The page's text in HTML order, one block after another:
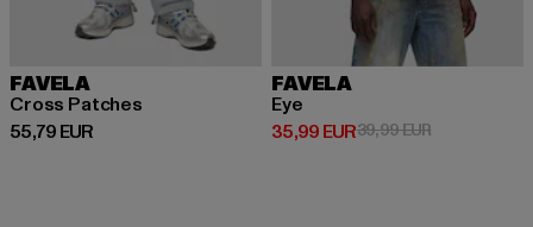
FAVELA
Cross Patches
55,79 EUR
Derzeitiger Preis: 55,79 EUR
FAVELA
Eye
35,99 EUR
Derzeitiger Preis: 35,99 EUR
39,99 EURAktionspreis: